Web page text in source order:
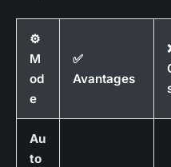
⚙️
M
od
e
✅
Avantages
Au
to